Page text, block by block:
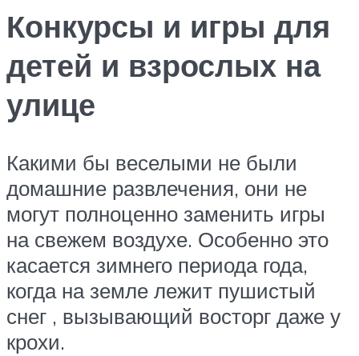
Конкурсы и игры для
детей и взрослых на
улице
Какими бы веселыми не были
домашние развлечения, они не
могут полноценно заменить игры
на свежем воздухе. Особенно это
касается зимнего периода года,
когда на земле лежит пушистый
снег , вызывающий восторг даже у
крохи.